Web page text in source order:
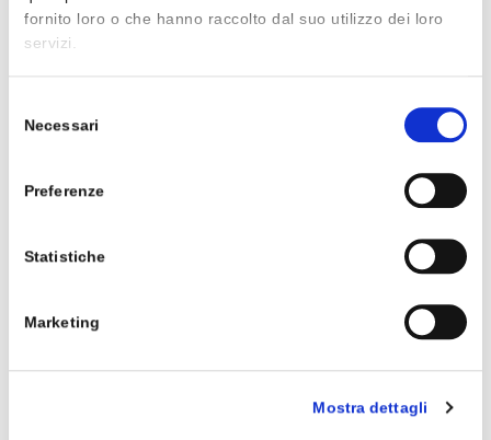
fornito loro o che hanno raccolto dal suo utilizzo dei loro
servizi.
delNecessari
Preferenze
Statistiche
Marketing
Mostra dettagli
ISBN 9788868899905
NARRATIVA + IO, LE PAROLE E IL
M.Tortora, E.Annaloro, V.Baldi,
IO, LE PAROLE E IL MONDO -